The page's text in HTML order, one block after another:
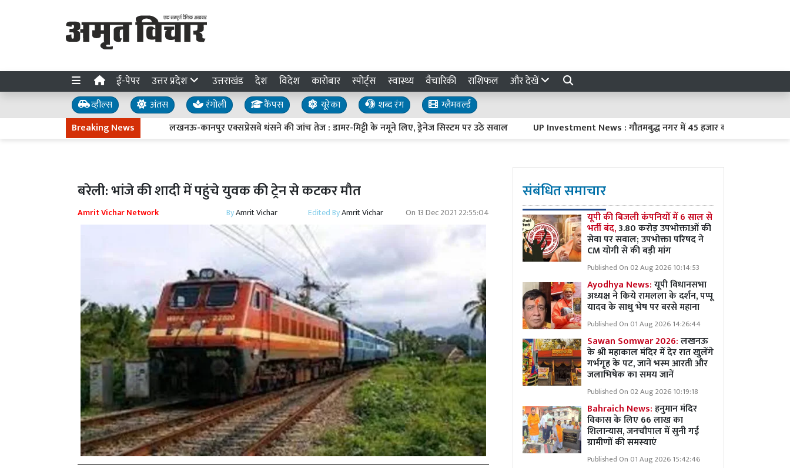
ई-पेपर उत्तर प्रदेश उत्तराखंड देश विदेश कारोबार स्पोर्ट्स स्वास्थ्य वैचारिकी राशिफल और देखें
व्हील्स अंतस रंगोली कैंपस यूरेका शब्द रंग
ग्लैमवर्ल्ड
Breaking News
लखनऊ-कानपुर एक्सप्रेसवे धंसने की जांच तेज : डामर-मिट्टी के नमूने लिए, ड्रेनेज सिस्टम पर उठे सवाल UP Investment News : गौतमबुद्ध नगर में 45 हजार करोड़ रुपये का निवेश
बरेली: भांजे की शादी में पहुंचे युवक की ट्रेन से कटकर मौत
Amrit Vichar Network ByAmrit Vichar Edited ByAmrit Vichar On 13 Dec 2021 22:55:04
संबंधित समाचार
यूपी की बिजली कंपनियों में 6 साल से
भर्ती बंद,3.80 करोड़ उपभोक्ताओं की
सेवा पर सवाल; उपभोक्ता परिषद ने
CM योगी से की बड़ी मांग
Published On 02 Aug 2026 10:14:53
Ayodhya News:यूपी विधानसभा
अध्यक्ष ने किये रामलला के दर्शन, पप्पू
यादव के साधु भेष पर बरसे महाना
Published On 01 Aug 2026 14:26:44
Sawan Somwar 2026:लखनऊ
के श्री महाकाल मंदिर में देर रात खुलेंगे
गर्भगृह के पट, जानें भस्म आरती और
जलाभिषेक का समय जानें
Published On 02 Aug 2026 10:19:18
Bahraich News:हनुमान मंदिर
विकास के लिए 66 लाख का
शिलान्यास, जनचौपाल में सुनी गई
ग्रामीणों की समस्याएं
Published On 01 Aug 2026 15:42:46